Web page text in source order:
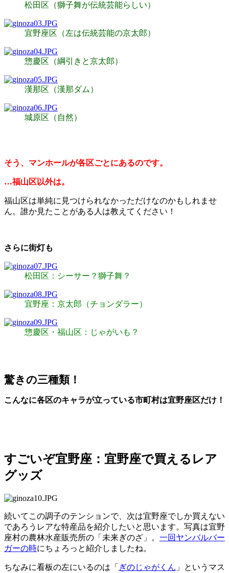
松田区（獅子舞が伝統芸能らしい）
宜野座区（左は伝統芸能の京太郎）
惣慶区（綱引きと京太郎）
漢那区（漢那ダム）
城原区（自然）
そう、マンホールが各区ごとにあるのです。
…福山区以外は。
福山区は単純に見つけられなかっただけなのかもしれませ
ん。誰か見たことがある人は教えてください！
さらに街灯も
松田区：シーサー？獅子舞？
宜野座：京太郎（チョンダラー）
惣慶区・福山区：じゃがいも？
驚きの三種類！
こんなに各区のキャラが立っている市町村は宜野座区だけ！
すごいぞ宜野座：宜野座で買えるレア
グッズ
続いてこの調子のテンションで、次は宜野座でしか買えない
であろうレアな特産品を紹介したいと思います。写真は宜野
座村の農林水産販売所の「未来ぎのざ」。 一回ヤンバルバー
ガーの時にちょろっと紹介しましたね。
ちなみに看板の左にいるのは「 ぎのじゃがくん 」というマス